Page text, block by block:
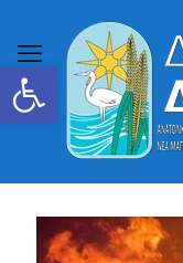
Ανοίξτε τη γραμμή εργαλείων